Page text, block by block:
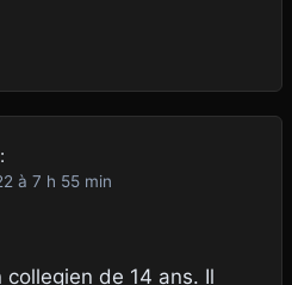
à 7 h 55 min
collegien de 14 ans. Il